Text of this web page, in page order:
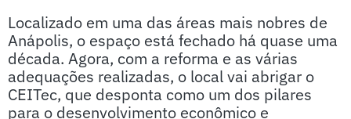
Localizado em uma das áreas mais nobres de
Anápolis, o espaço está fechado há quase uma
década. Agora, com a reforma e as várias
adequações realizadas, o local vai abrigar o
CEITec, que desponta como um dos pilares
para o desenvolvimento econômico e